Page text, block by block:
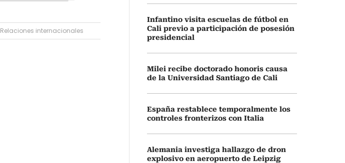
Relaciones internacionales
Infantino visita escuelas de fútbol en
Cali previo a participación de posesión
presidencial
Milei recibe doctorado honoris causa
de la Universidad Santiago de Cali
España restablece temporalmente los
controles fronterizos con Italia
Alemania investiga hallazgo de dron
explosivo en aeropuerto de Leipzig